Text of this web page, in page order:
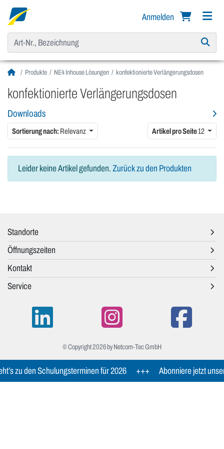
Anmelden
Produkte NE4 Inhouse Lösungen konfektionierte Verlängerungsdosen
konfektionierte Verlängerungsdosen
Downloads
Sortierung nach: Relevanz Artikel pro Seite12
Leider keine Artikel gefunden. Zurück zu den Produkten
Standorte
Öffnungszeiten
Kontakt
Service
© Copyright 2026 by Netcom-Tec GmbH
zu den Schulungsterminen für 2026 +++ Abonniere jetzt